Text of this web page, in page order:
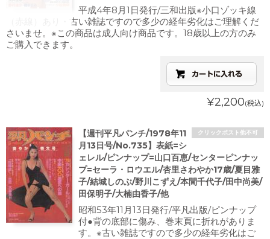
平成4年8月1日発行/三和出版※小口ゾッキ線
（赤線）あり・古い雑誌ですので多少の経年劣化はご理解くだ
さいませ。※この商品は成人向け商品です。18歳以上の方のみ
ご購入できます。
¥2,200(税込)
クリックポスト他不可
【週刊平凡パンチ/1978年11
月13日号/No.735】表紙=シ
ェレル/ピンナップ=山口百恵/センターピンナッ
プ=セーラ・ロウエル/杏里さわやか17歳/夏目雅
子/結城しのぶ/野川こずえ/本間千代子/田中尚美/
田保明子/大楠由香子/他
昭和53年11月13日発行/平凡出版/ピンナップ
付●背の底部に傷み、巻末頁に折れがありま
す。※古い雑誌ですので多少の経年劣化はご